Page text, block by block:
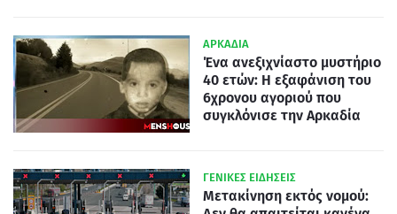
ΑΡΚΑΔΙΑ
Ένα ανεξιχνίαστο μυστήριο
40 ετών: Η εξαφάνιση του
6χρονου αγοριού που
συγκλόνισε την Αρκαδία
ΓΕΝΙΚΕΣ ΕΙΔΗΣΕΙΣ
Μετακίνηση εκτός νομού: